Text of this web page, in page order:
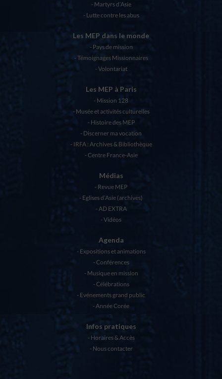
Martyrs d’Asie
Lutte contre les abus
Les MEP dans le monde
Pays de mission
Témoignages Missionnaires
Volontariat
Les MEP à Paris
Mission 128
Musée et activités culturelles
Histoire des MEP
Discerner ma vocation
IRFA : Archives & Bibliothèque
Centre France-Asie
Médias
Revue MEP
Eglises d’Asie (archives)
AD EXTRA
Vidéos
Agenda
Expositions et animations
Conférences
Musique en mission
Célébrations
Evénements grand public
Année Corée
Infos pratiques
Horaires & Accès
Nous contacter